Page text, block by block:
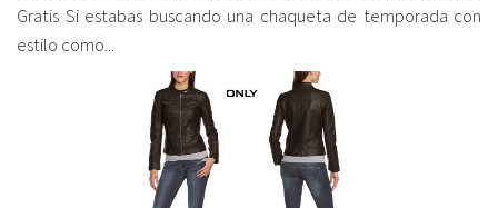
Gratis Si estabas buscando una chaqueta de temporada con
estilo como...